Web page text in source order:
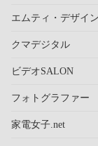
エムティ・デザイン
クマデジタル
ビデオSALON
フォトグラファー
家電女子.net